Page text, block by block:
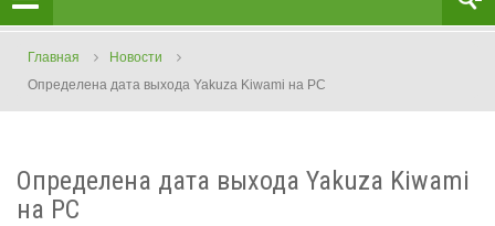
Главная
Новости
Определена дата выхода Yakuza Kiwami на PC
Определена дата выхода Yakuza Kiwami
на PC